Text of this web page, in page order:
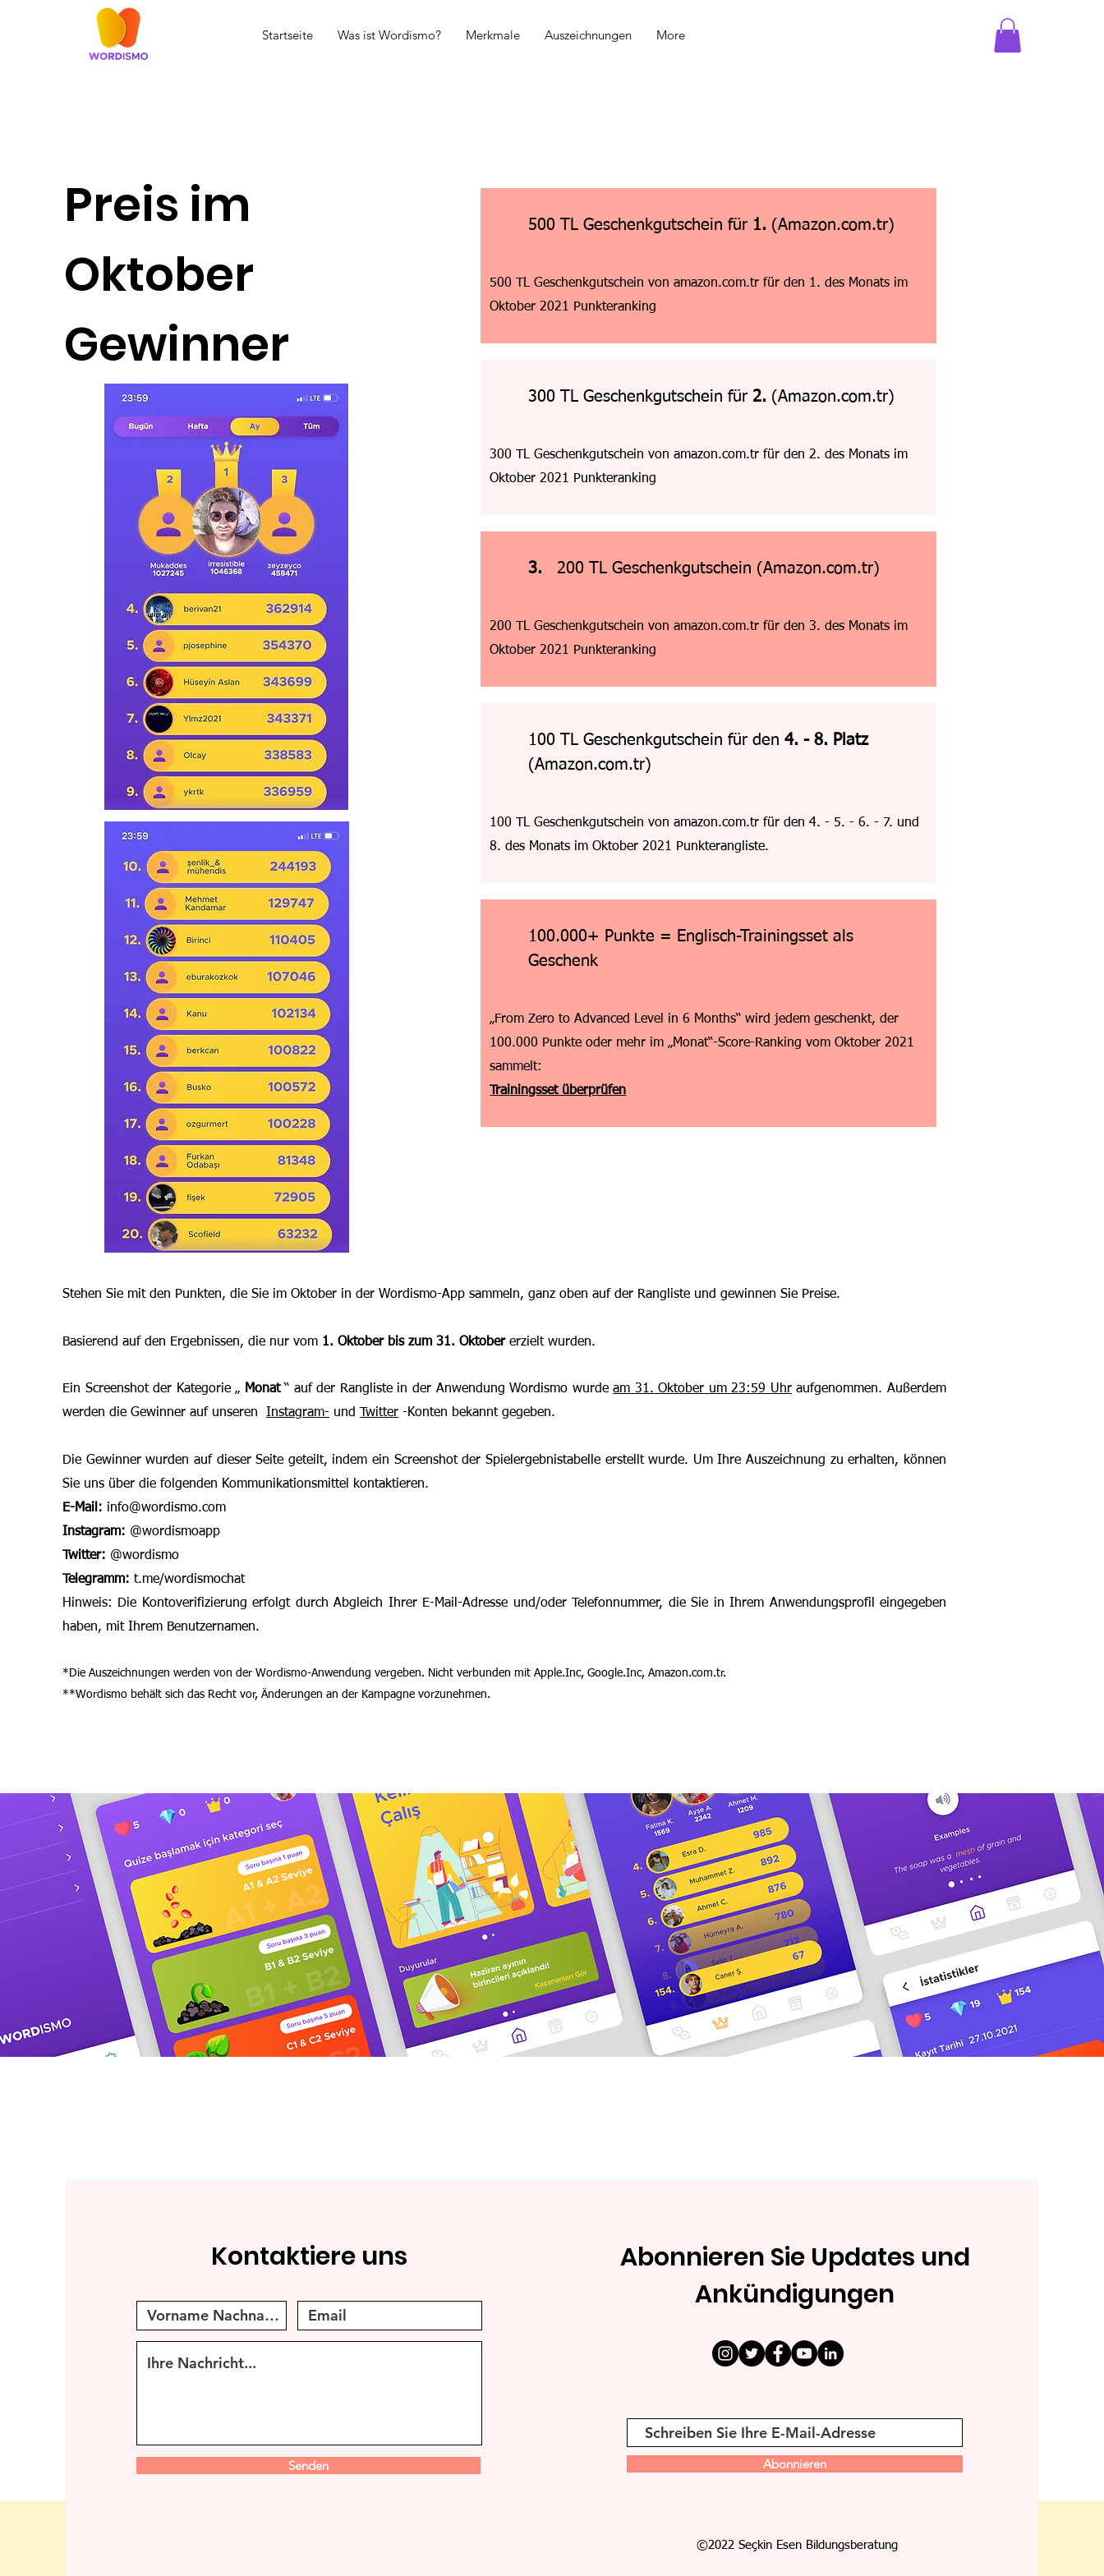
Startseite Was ist Wordismo? Merkmale Auszeichnungen More
Preis im
Oktober
Gewinner
500 TL Geschenkgutschein für 1. (Amazon.com.tr)
500 TL Geschenkgutschein von amazon.com.tr für den 1. des Monats im
Oktober 2021 Punkteranking
300 TL Geschenkgutschein für 2. (Amazon.com.tr)
300 TL Geschenkgutschein von amazon.com.tr für den 2. des Monats im
Oktober 2021 Punkteranking
3. 200 TL Geschenkgutschein (Amazon.com.tr)
200 TL Geschenkgutschein von amazon.com.tr für den 3. des Monats im
Oktober 2021 Punkteranking
100 TL Geschenkgutschein für den4. - 8. Platz
(Amazon.com.tr)
100 TL Geschenkgutschein von amazon.com.tr für den 4. - 5. - 6. - 7. und
8. des Monats im Oktober 2021 Punkterangliste.
100.000+ Punkte = Englisch-Trainingsset als
Geschenk
„From Zero to Advanced Level in 6 Months“ wird jedem geschenkt, der
100.000 Punkte oder mehr im „Monat“-Score-Ranking vom Oktober 2021
sammelt:
Trainingsset überprüfen
Stehen Sie mit den Punkten, die Sie im Oktober in der Wordismo-App sammeln, ganz oben auf der Rangliste und gewinnen Sie Preise.
Basierend auf den Ergebnissen, die nur vom 1. Oktober bis zum 31. Oktobererzielt wurden.
Ein Screenshot der Kategorie „ Monat“ auf der Rangliste in der Anwendung Wordismo wurdeam 31. Oktober um 23:59 Uhraufgenommen. Außerdem
werden die Gewinner auf unseren Instagram- und Twitter -Konten bekannt gegeben.
Die Gewinner wurden auf dieser Seite geteilt, indem ein Screenshot der Spielergebnistabelle erstellt wurde. Um Ihre Auszeichnung zu erhalten, können
Sie uns über die folgenden Kommunikationsmittel kontaktieren.
E-Mail: info@wordismo.com
Instagram: @wordismoapp
Twitter: @wordismo
Telegramm: t.me/wordismochat
Hinweis: Die Kontoverifizierung erfolgt durch Abgleich Ihrer E-Mail-Adresse und/oder Telefonnummer, die Sie in Ihrem Anwendungsprofil eingegeben
haben, mit Ihrem Benutzernamen.
*Die Auszeichnungen werden von der Wordismo-Anwendung vergeben. Nicht verbunden mit Apple.Inc, Google.Inc, Amazon.com.tr.
**Wordismo behält sich das Recht vor, Änderungen an der Kampagne vorzunehmen.
Kontaktiere uns
Senden
Abonnieren Sie Updates und
Ankündigungen
Abonnieren
©2022 Seçkin Esen Bildungsberatung